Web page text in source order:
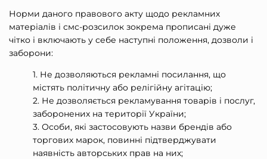
Норми даного правового акту щодо рекламних
матеріалів і смс-розсилок зокрема прописані дуже
чітко і включають у себе наступні положення, дозволи і
заборони:
Не дозволяються рекламні посилання, що
містять політичну або релігійну агітацію;
Не дозволяється рекламування товарів і послуг,
заборонених на території України;
Особи, які застосовують назви брендів або
торгових марок, повинні підтверджувати
наявність авторських прав на них;